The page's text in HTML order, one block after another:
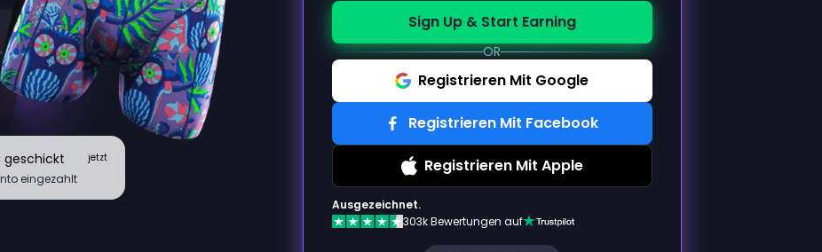
geschickt
eingezahlt
jetzt
Sign Up & Start Earning
OR
Registrieren Mit Google
Registrieren Mit Facebook
Registrieren Mit Apple
Ausgezeichnet.
303k Bewertungen auf